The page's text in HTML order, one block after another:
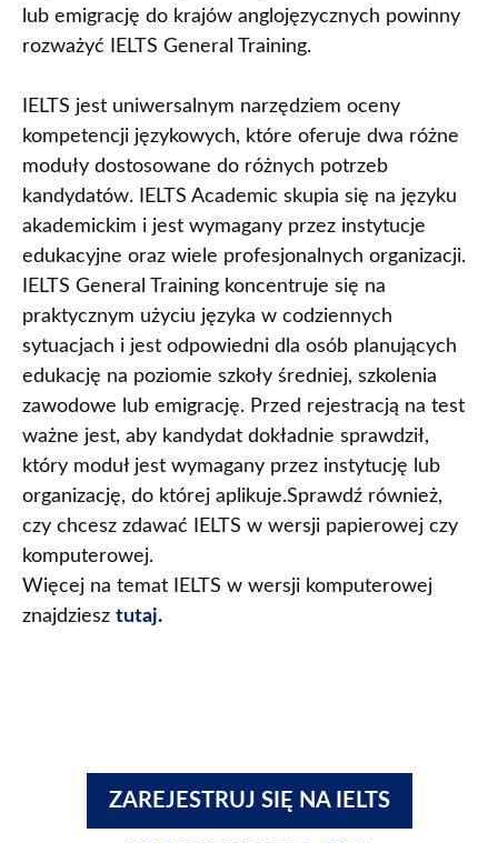
lub emigrację do krajów anglojęzycznych powinny
rozważyć IELTS General Training.
IELTS jest uniwersalnym narzędziem oceny
kompetencji językowych, które oferuje dwa różne
moduły dostosowane do różnych potrzeb
kandydatów. IELTS Academic skupia się na języku
akademickim i jest wymagany przez instytucje
edukacyjne oraz wiele profesjonalnych organizacji.
IELTS General Training koncentruje się na
praktycznym użyciu języka w codziennych
sytuacjach i jest odpowiedni dla osób planujących
edukację na poziomie szkoły średniej, szkolenia
zawodowe lub emigrację. Przed rejestracją na test
ważne jest, aby kandydat dokładnie sprawdził,
który moduł jest wymagany przez instytucję lub
organizację, do której aplikuje.Sprawdź również,
czy chcesz zdawać IELTS w wersji papierowej czy
komputerowej.
Więcej na temat IELTS w wersji komputerowej
znajdziesz tutaj.
ZAREJESTRUJ SIĘ NA IELTS